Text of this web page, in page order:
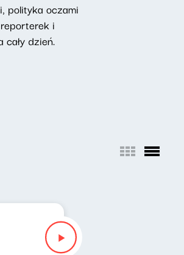
polityka oczami
i
dzień.